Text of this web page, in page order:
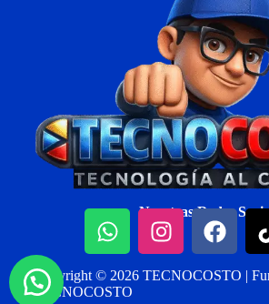
Nuestras Redes
Copyright © 2026 TECNOCOSTO |
TECNOCOSTO